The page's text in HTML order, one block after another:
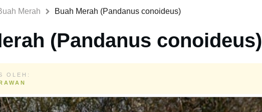
Merah Buah Merah (Pandanus conoideus)
(Pandanus conoideus)
OLEH: